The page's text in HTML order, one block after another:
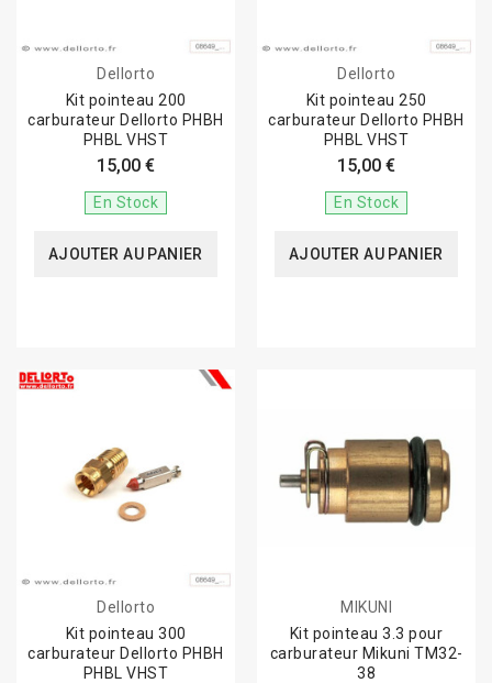
Dellorto
Kit pointeau 200
carburateur Dellorto PHBH
PHBL VHST
15,00 €
En Stock
AJOUTER AU PANIER
Dellorto
Kit pointeau 250
carburateur Dellorto PHBH
PHBL VHST
15,00 €
En Stock
AJOUTER AU PANIER
Dellorto
Kit pointeau 300
carburateur Dellorto PHBH
PHBL VHST
MIKUNI
Kit pointeau 3.3 pour
carburateur Mikuni TM32-
38